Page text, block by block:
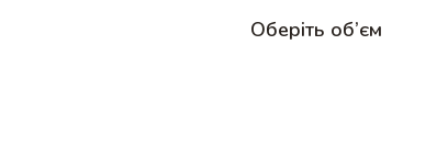
Оберіть об’єм